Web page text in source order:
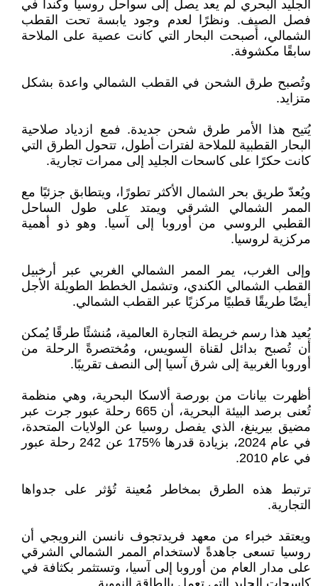
الجليد البحري لم يعد يصل إلى سواحل روسيا ‏وكندا في
فصل الصيف. ونظرًا لعدم وجود يابسة تحت القطب
الشمالي، أصبحت البحار التي كانت عصية على ‏الملاحة
سابقًا مكشوفة‎.‎
وتُصبح طرق الشحن في القطب الشمالي واعدة بشكل
متزايد‎.‎
يُتيح هذا الأمر طرق شحن جديدة. فمع ازدياد صلاحية
البحار القطبية للملاحة لفترات أطول، تتحول ‏الطرق التي
كانت حكرًا على كاسحات الجليد إلى ممرات تجارية‎.‎
ويُعدّ طريق بحر الشمال الأكثر تطورًا، ويتطابق جزئيًا مع
الممر الشمالي الشرقي ويمتد على طول ‏الساحل
القطبي الروسي من أوروبا إلى آسيا. وهو ذو أهمية
مركزية لروسيا‎.‎
وإلى الغرب، يمر الممر الشمالي الغربي عبر أرخبيل
القطب الشمالي الكندي، وتشمل الخطط الطويلة ‏الأجل
أيضًا طريقًا قطبيًا مركزيًا عبر القطب الشمالي‎.‎
يُعيد هذا رسم خريطة التجارة العالمية، مُنشئًا طرقًا يُمكن
أن تُصبح بدائل لقناة السويس، ومُختصرةً ‏الرحلة من
أوروبا الغربية إلى شرق آسيا إلى النصف تقريبًا‎.‎
أظهرت بيانات من بورصة ألاسكا البحرية، وهي منظمة
تُعنى برصد البيئة البحرية، أن 665 رحلة ‏عبور جرت عبر
مضيق بيرينغ، الذي يفصل روسيا عن الولايات المتحدة،
في عام 2024، بزيادة قدرها ‏‏175% عن 242 رحلة عبور
في عام 2010‏‎.‎
ترتبط هذه الطرق بمخاطر مُعينة تُؤثر على جدواها
التجارية‎.‎
ويعتقد خبراء من معهد فريدتجوف نانسن النرويجي أن
روسيا تسعى جاهدةً لاستخدام الممر الشمالي ‏الشرقي
على مدار العام من أوروبا إلى آسيا، وتستثمر بكثافة في